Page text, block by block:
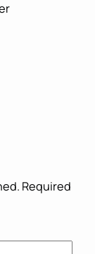
Required